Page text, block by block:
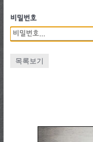
비밀번호
목록보기